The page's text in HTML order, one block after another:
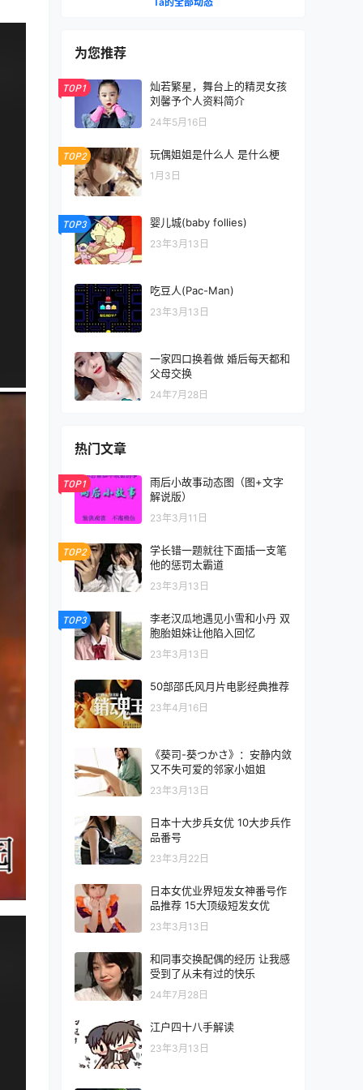
为您推荐
TOP1
灿若繁星，舞台上的精灵女孩
刘馨予个人资料简介
24年5月16日
TOP2 玩偶姐姐是什么人 是什么梗
1月3日
TOP3 婴儿城(baby follies)
23年3月13日
吃豆人(Pac-Man)
23年3月13日
一家四口换着做 婚后每天都和
父母交换
24年7月28日
热门文章
TOP1
雨后小故事动态图（图+文字
解说版）
23年3月11日
TOP2
学长错一题就往下面插一支笔
他的惩罚太霸道
23年3月13日
TOP3
李老汉瓜地遇见小雪和小丹 双
胞胎姐妹让他陷入回忆
23年3月13日
50部邵氏风月片电影经典推荐
23年4月16日
《葵司-葵つかさ》：安静内敛
又不失可爱的邻家小姐姐
23年3月13日
日本十大步兵女优 10大步兵作
品番号
23年3月22日
日本女优业界短发女神番号作
品推荐 15大顶级短发女优
23年3月13日
和同事交换配偶的经历 让我感
受到了从未有过的快乐
24年7月28日
江户四十八手解读
23年3月13日